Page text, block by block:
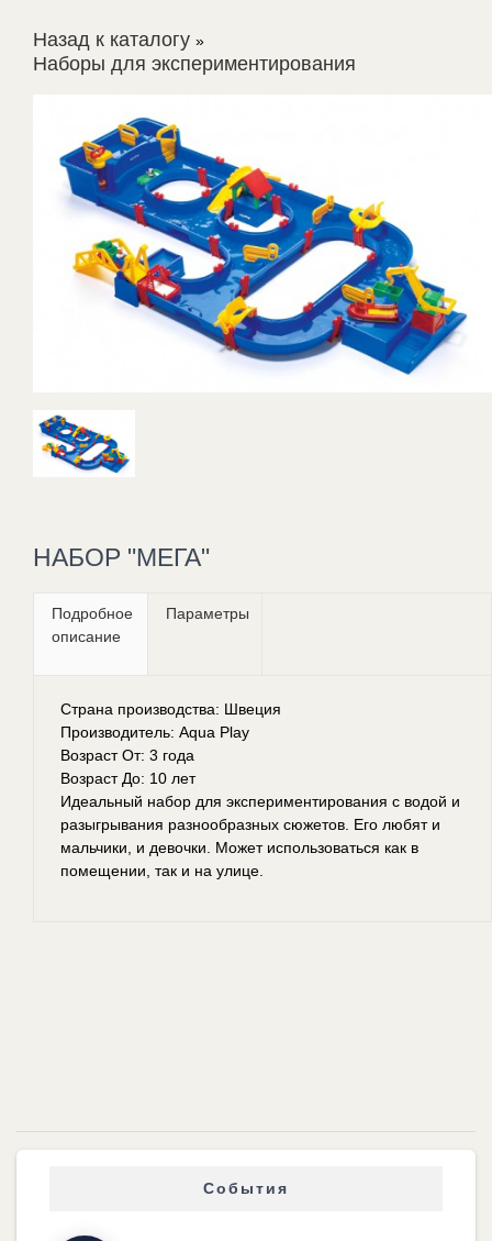
Назад к каталогу
Наборы для экспериментирования
НАБОР "МЕГА"
Подробное
описание
Параметры
Страна производства: Швеция
Производитель: Aqua Play
Возраст От: 3 года
Возраст До: 10 лет
Идеальный набор для экспериментирования с водой и
разыгрывания разнообразных сюжетов. Его любят и
мальчики, и девочки. Может использоваться как в
помещении, так и на улице.
События